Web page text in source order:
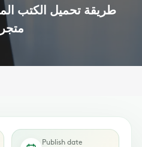
طريقة تحميل الكتب
Publish date